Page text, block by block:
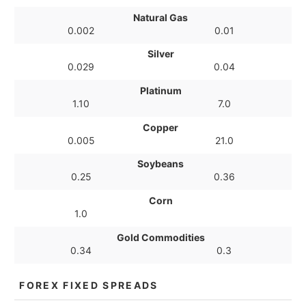
Natural Gas
0.002
0.01
Silver
0.029
0.04
Platinum
1.10
7.0
Copper
0.005
21.0
Soybeans
0.25
0.36
Corn
1.0
Gold Commodities
0.34
0.3
FOREX FIXED SPREADS